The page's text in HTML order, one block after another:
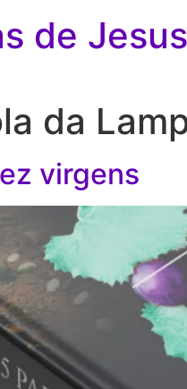
de Jesus
da
virgens